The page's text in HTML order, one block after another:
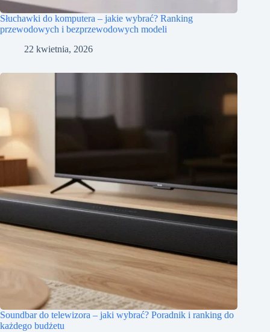
Słuchawki do komputera – jakie wybrać? Ranking
przewodowych i bezprzewodowych modeli
22 kwietnia, 2026
Soundbar do telewizora – jaki wybrać? Poradnik i ranking do
każdego budżetu